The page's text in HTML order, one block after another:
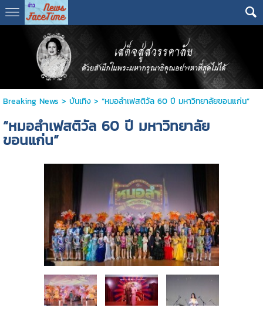
Breaking News > บันเทิง> “หมอลำเฟสติวัล 60 ปี มหาวิทยาลัยขอนแก่น”
“หมอลำเฟสติวัล 60 ปี มหาวิทยาลัย
ขอนแก่น”